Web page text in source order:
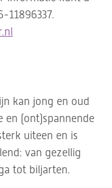
11896337.
kan jong en oud
en (ont)spannende
uiteen en is
van gezellig
tot biljarten.